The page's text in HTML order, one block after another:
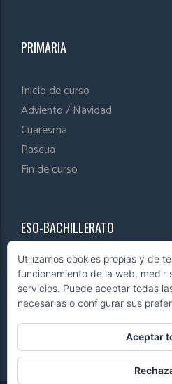
PRIMARIA
Inicio de curso
Adviento / Navidad
Cuaresma
Pascua
Fin de curso
ESO-BACHILLERATO
Inicio de curso
Adviento / Navidad
Cuaresma
Fin de curso
Utilizamos cookies propias y de
funcionamiento de la web, medir
servicios. Puede aceptar todas
necesarias o configurar sus
Aceptar